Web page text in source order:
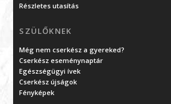
Részletes utasítás
SZÜLŐKNEK
Még nem cserkész a gyereked?
Cserkész eseménynaptár
Egészségügyi ívek
Cserkész újságok
Fényképek